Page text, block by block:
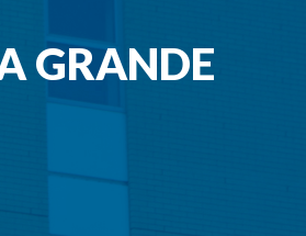
GRANDE